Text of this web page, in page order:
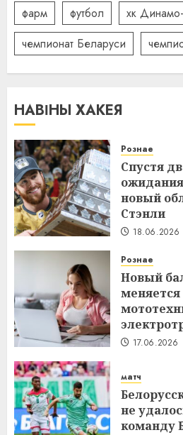
фарм
футбол хк
чемпионат Беларуси
НАВІНЫ ХАКЕЯ
Рознае
Спустя
новый
Стэнли
18.06.2026
Рознае
Новый
17.06.2026
матч
не
команду